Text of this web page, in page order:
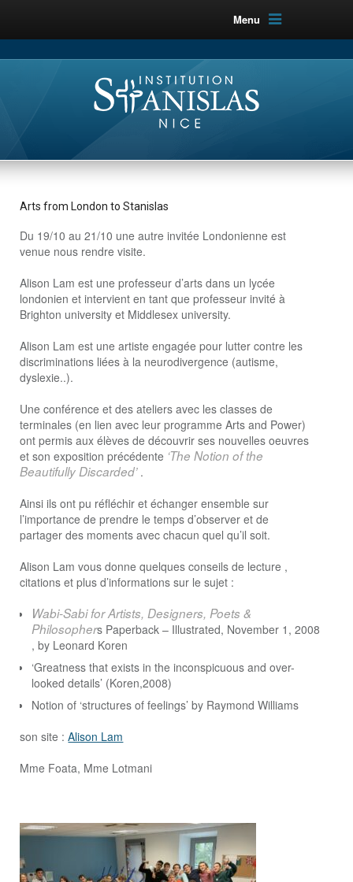
Menu
Arts from London to Stanislas
Du 19/10 au 21/10 une autre invitée Londonienne est
venue nous rendre visite.
Alison Lam est une professeur d’arts dans un lycée
londonien et intervient en tant que professeur invité à
Brighton university et Middlesex university.
Alison Lam est une artiste engagée pour lutter contre les
discriminations liées à la neurodivergence (autisme,
dyslexie..).
Une conférence et des ateliers avec les classes de
terminales (en lien avec leur programme Arts and Power)
ont permis aux élèves de découvrir ses nouvelles oeuvres
et son exposition précédente ‘The Notion of the
Beautifully Discarded’.
Ainsi ils ont pu réfléchir et échanger ensemble sur
l’importance de prendre le temps d’observer et de
partager des moments avec chacun quel qu’il soit.
Alison Lam vous donne quelques conseils de lecture ,
citations et plus d’informations sur le sujet :
Wabi-Sabi for Artists, Designers, Poets &
Philosophers Paperback – Illustrated, November 1, 2008
, by Leonard Koren
‘Greatness that exists in the inconspicuous and over-
looked details’ (Koren,2008)
Notion of ‘structures of feelings’ by Raymond Williams
son site :Alison Lam
Mme Foata, Mme Lotmani